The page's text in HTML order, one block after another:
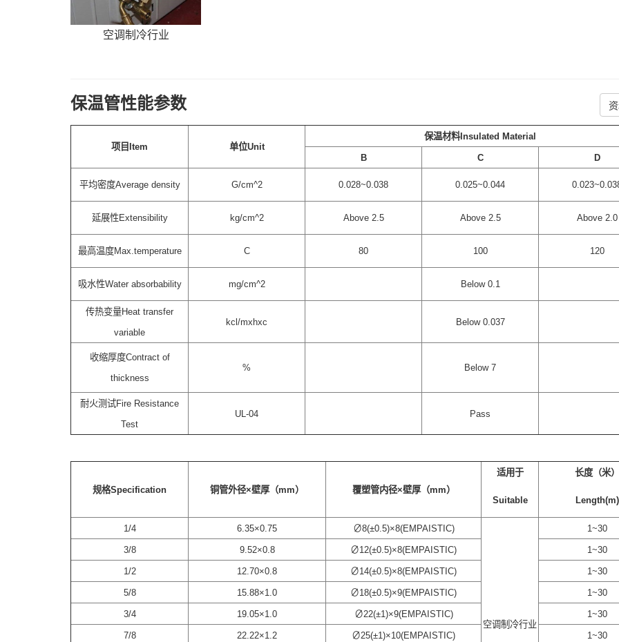
空调制冷行业
保温管性能参数
项目Item 单位Unit
保温材料Insulated Material
B C D
平均密度Average density G/cm^2 0.028~0.038 0.025~0.044
延展性Extensibility kg/cm^2 Above 2.5 Above 2.5 Above 2.0
最高温度Max.temperature C 80 100 120
吸水性Water absorbability mg/cm^2 Below 0.1
传热变量Heat transfer
variable
kcl/mxhxc Below 0.037
收缩厚度Contract of
thickness
% Below 7
耐火测试Fire Resistance
Test
UL-04 Pass
规格Specification 铜管外径×壁厚（mm） 覆塑管内径×壁厚（mm）
适用于
Suitable
长度（米）
Length(m)
1/4 6.35×0.75 ∅8(±0.5)×8(EMPAISTIC)
空调制冷行业
1~30
3/8 9.52×0.8 ∅12(±0.5)×8(EMPAISTIC) 1~30
1/2 12.70×0.8 ∅14(±0.5)×8(EMPAISTIC) 1~30
5/8 15.88×1.0 ∅18(±0.5)×9(EMPAISTIC) 1~30
3/4 19.05×1.0 ∅22(±1)×9(EMPAISTIC) 1~30
7/8 22.22×1.2 ∅25(±1)×10(EMPAISTIC) 1~30